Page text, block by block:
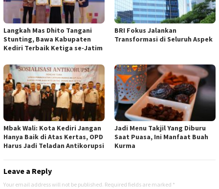
Langkah Mas Dhito Tangani
Stunting, Bawa Kabupaten
Kediri Terbaik Ketiga se-Jatim
BRI Fokus Jalankan
Transformasi di Seluruh Aspek
Mbak Wali: Kota Kediri Jangan
Hanya Baik di Atas Kertas, OPD
Harus Jadi Teladan Antikorupsi
Jadi Menu Takjil Yang Diburu
Saat Puasa, Ini Manfaat Buah
Kurma
Leave a Reply
Your email address will not be published. Required fields are marked *